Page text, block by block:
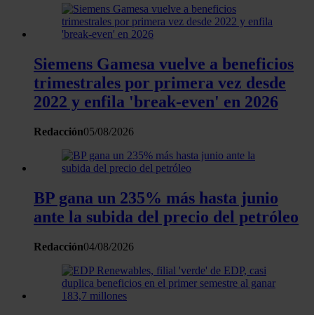
que les haya proporcionado o que hayan recopilado a
partir del uso que haya hecho de sus servicios.
Siemens Gamesa vuelve a beneficios
trimestrales por primera vez desde
2022 y enfila 'break-even' en 2026
Redacción05/08/2026
BP gana un 235% más hasta junio
ante la subida del precio del petróleo
Redacción04/08/2026